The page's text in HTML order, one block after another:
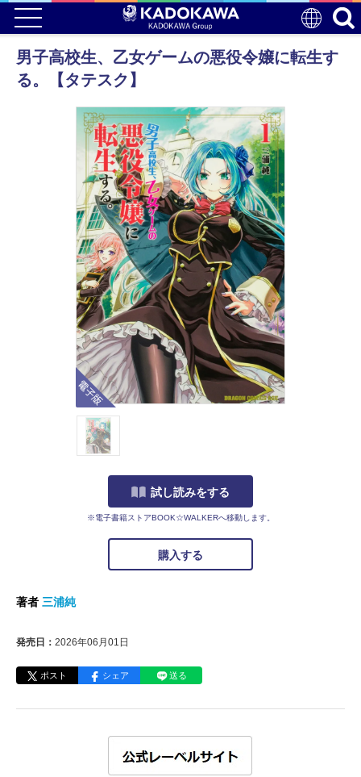
男子高校生、乙女ゲームの悪役令嬢に転生す
る。【タテスク】
電子版
試し読みをする
※電子書籍ストアBOOK☆WALKERへ移動します。
購入する
著者 三浦純
発売日： 2026年06月01日
ポスト シェア 送る